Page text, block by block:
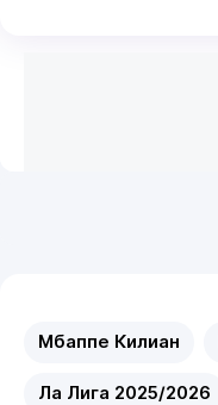
Мбаппе Килиан
Ла Лига 2025/2026